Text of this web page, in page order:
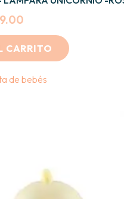
price
is:
S/109.00.
CARRITO
de bebés